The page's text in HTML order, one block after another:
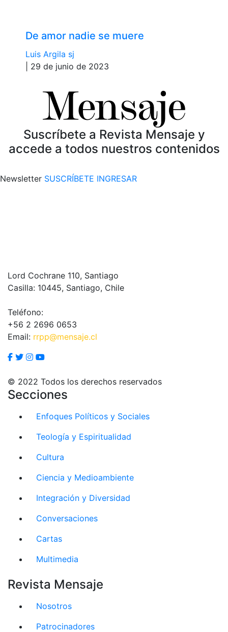
De amor nadie se muere
Luis Argila sj
| 29 de junio de 2023
Suscríbete a Revista Mensaje y
accede a todos nuestros contenidos
Newsletter SUSCRÍBETE INGRESAR
Lord Cochrane 110, Santiago
Casilla: 10445, Santiago, Chile
Teléfono:
+56 2 2696 0653
Email: rrpp@mensaje.cl
© 2022 Todos los derechos reservados
Secciones
Enfoques Políticos y Sociales
Teología y Espiritualidad
Cultura
Ciencia y Medioambiente
Integración y Diversidad
Conversaciones
Cartas
Multimedia
Revista Mensaje
Nosotros
Patrocinadores